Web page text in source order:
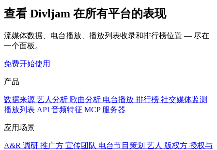
查看 Divljam 在所有平台的表现
流媒体数据、电台播放、播放列表收录和排行榜位置 — 尽在
一个面板。
免费开始使用
产品
数据来源 艺人分析 歌曲分析 电台播放 排行榜 社交媒体监测
播放列表 API 音频特征 MCP 服务器
应用场景
A&R 调研 推广方 宣传团队 电台节目策划 艺人 版权方 授权与